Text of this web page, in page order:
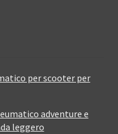
per scooter per
adventure e
leggero